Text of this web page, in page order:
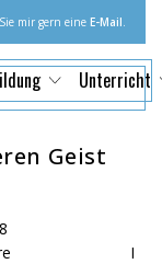
mir gern eine E-Mail.
Unterricht
Geist
I